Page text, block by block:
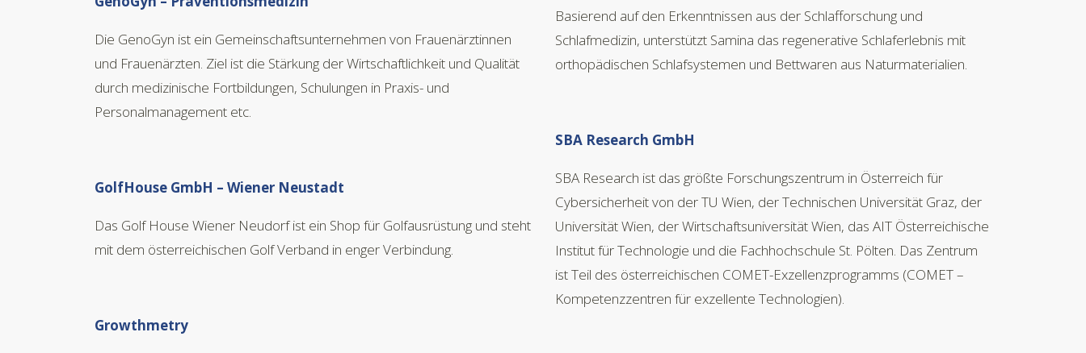
Die GenoGyn ist ein Gemeinschaftsunternehmen von Frauenärztinnen
und Frauenärzten. Ziel ist die Stärkung der Wirtschaftlichkeit und Qualität
durch medizinische Fortbildungen, Schulungen in Praxis- und
Personalmanagement etc.
GolfHouse GmbH – Wiener Neustadt
Das Golf House Wiener Neudorf ist ein Shop für Golfausrüstung und steht
mit dem österreichischen Golf Verband in enger Verbindung.
Growthmetry
Basierend auf den Erkenntnissen aus der Schlafforschung und
Schlafmedizin, unterstützt Samina das regenerative Schlaferlebnis mit
orthopädischen Schlafsystemen und Bettwaren aus Naturmaterialien.
SBA Research GmbH
SBA Research ist das größte Forschungszentrum in Österreich für
Cybersicherheit von der TU Wien, der Technischen Universität Graz, der
Universität Wien, der Wirtschaftsuniversität Wien, das AIT Österreichische
Institut für Technologie und die Fachhochschule St. Pölten. Das Zentrum
ist Teil des österreichischen COMET-Exzellenzprogramms (COMET –
Kompetenzzentren für exzellente Technologien).